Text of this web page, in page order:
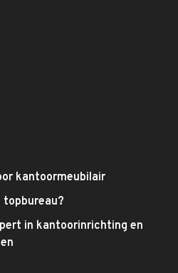
kantoormeubilair
topbureau?
in kantoorinrichting en